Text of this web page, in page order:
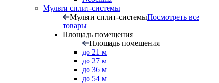
Мульти сплит-системы
Мульти сплит-системыПосмотреть все
товары
Площадь помещения
Площадь помещения
до 21 м
до 27 м
до 36 м
до 54 м